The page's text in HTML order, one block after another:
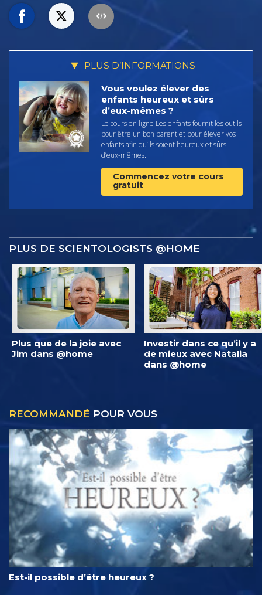
PLUS D’INFORMATIONS
Vous voulez élever des
enfants heureux et sûrs
d’eux-mêmes ?
Le cours en ligne Les enfants fournit les outils
pour être un bon parent et pour élever vos
enfants afin qu’ils soient heureux et sûrs
d’eux-mêmes.
Commencez votre cours
gratuit
PLUS DE SCIENTOLOGISTS @HOME
Plus que de la joie avec
Jim dans @home
Investir dans ce qu’il y a
de mieux avec Natalia
dans @home
RECOMMANDÉ POUR VOUS
Est-il possible d’être heureux ?